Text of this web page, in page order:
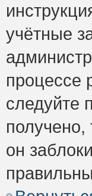
учётные
процессе
следуйте
он